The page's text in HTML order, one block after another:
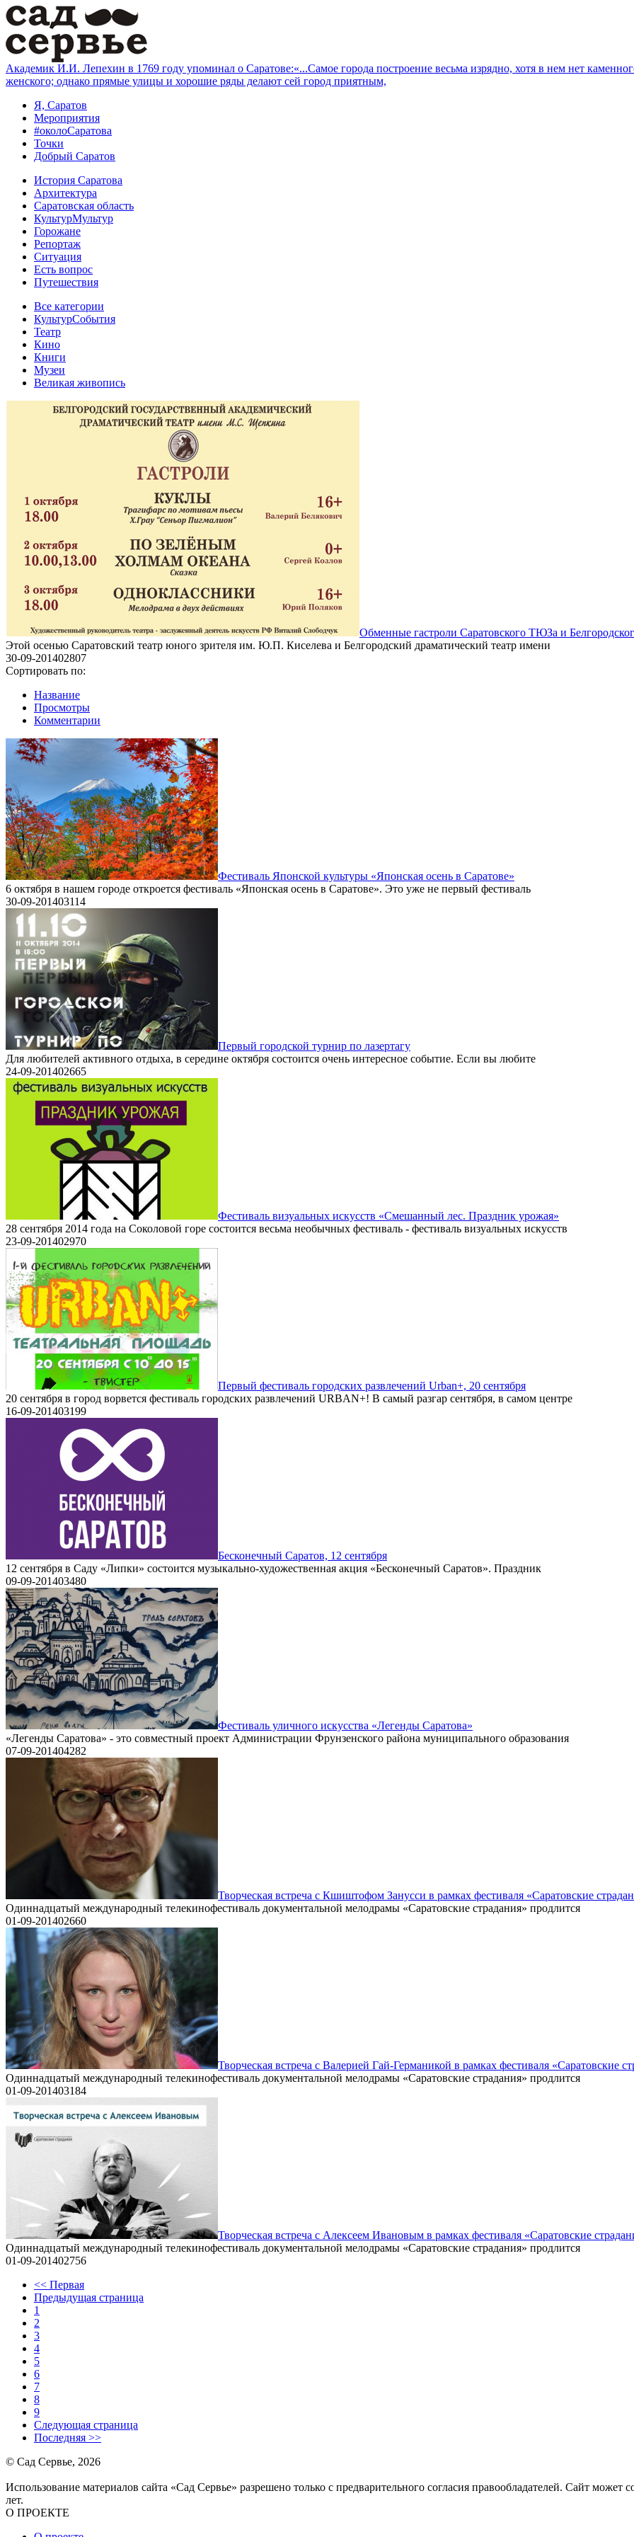
Академик И.И. Лепехин в 1769 году упоминал о Саратове:«...Самое города построение весьма изрядно, хотя в нем нет
женского; однако прямые улицы и хорошие ряды делают сей город приятным,
Я, Саратов
Мероприятия
#околоСаратова
Точки
Добрый Саратов
История Саратова
Архитектура
Саратовская область
КультурМультур
Горожане
Репортаж
Ситуация
Есть вопрос
Путешествия
Все категории
КультурСобытия
Театр
Кино
Книги
Музеи
Великая живопись
Обменные гастроли Саратовского ТЮЗа и
Этой осенью Саратовский театр юного зрителя им. Ю.П. Киселева и Белгородский драматический театр имени
30-09-201402807
Сортировать по:
Название
Просмотры
Комментарии
Фестиваль Японской культуры «Японская осень в Саратове»
6 октября в нашем городе откроется фестиваль «Японская осень в Саратове». Это уже не первый фестиваль
30-09-201403114
Первый городской турнир по лазертагу
Для любителей активного отдыха, в середине октября состоится очень интересное событие. Если вы любите
24-09-201402665
Фестиваль визуальных искусств «Смешанный лес. Праздник урожая»
28 сентября 2014 года на Соколовой горе состоится весьма необычных фестиваль - фестиваль визуальных искусств
23-09-201402970
Первый фестиваль городских развлечений Urban+, 20 сентября
20 сентября в город ворвется фестиваль городских развлечений URBAN+! В самый разгар сентября, в самом центре
16-09-201403199
Бесконечный Саратов, 12 сентября
12 сентября в Саду «Липки» состоится музыкально-художественная акция «Бесконечный Саратов». Праздник
09-09-201403480
Фестиваль уличного искусства «Легенды Саратова»
«Легенды Саратова» - это совместный проект Администрации Фрунзенского района муниципального образования
07-09-201404282
Творческая встреча с Кшиштофом Занусси в рамках фестиваля «Саратовские
Одиннадцатый международный телекинофестиваль документальной мелодрамы «Саратовские страдания» продлится
01-09-201402660
Творческая встреча с Валерией Гай-Германикой в рамках фестиваля «Саратовские
Одиннадцатый международный телекинофестиваль документальной мелодрамы «Саратовские страдания» продлится
01-09-201403184
Творческая встреча с Алексеем Ивановым в рамках фестиваля «Саратовские
Одиннадцатый международный телекинофестиваль документальной мелодрамы «Саратовские страдания» продлится
01-09-201402756
<< Первая
Предыдущая страница
1
2
3
4
5
6
7
8
9
Следующая страница
Последняя >>
© Сад Сервье, 2026
Использование материалов сайта «Сад Сервье» разрешено только с предварительного согласия правообладателей. Сайт
лет.
О ПРОЕКТЕ